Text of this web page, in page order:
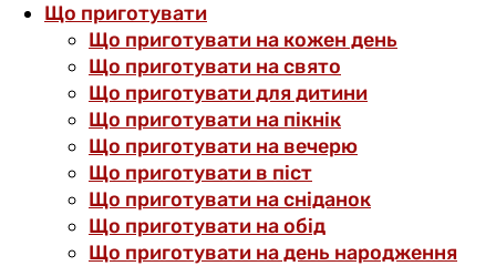
Що приготувати
Що приготувати на кожен день
Що приготувати на свято
Що приготувати для дитини
Що приготувати на пікнік
Що приготувати на вечерю
Що приготувати в піст
Що приготувати на сніданок
Що приготувати на обід
Що приготувати на день народження